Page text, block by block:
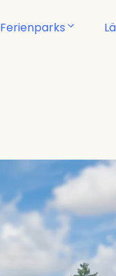
Ferienparks